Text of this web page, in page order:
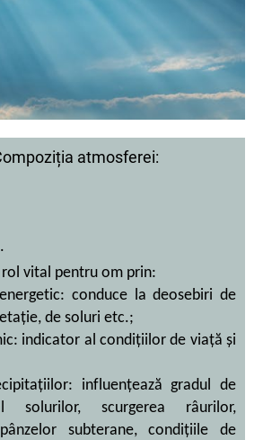
atmosferei:
rol vital pentru om prin:
conduce la deosebiri de
de soluri etc.;
indicator al condițiilor de viață și
influențează gradul de
solurilor, scurgerea râurilor,
subterane, condițiile de